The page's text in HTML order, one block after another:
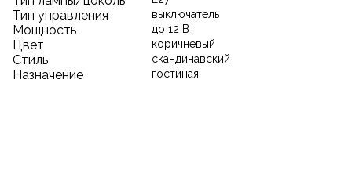
Тип управления выключатель
Мощность до 12 Вт
Цвет коричневый
Стиль скандинавский
Назначение гостиная